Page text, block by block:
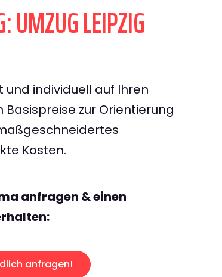
UMZUG LEIPZIG
individuell auf Ihren
zur Orientierung
Kosten.
anfragen & einen
anfragen!